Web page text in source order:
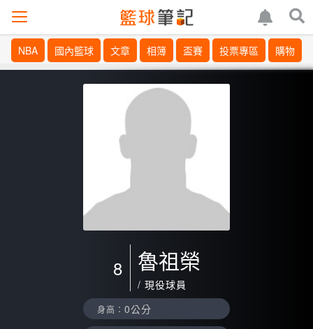
NBA 國內籃球 文章 相簿 盃賽 投票專區 購物
8 魯祖榮
/ 現役球員
身高： 0公分